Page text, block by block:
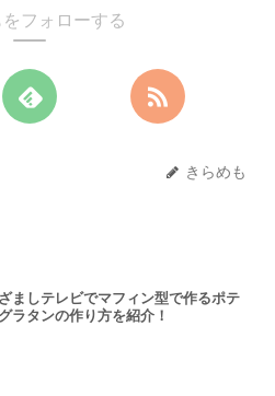
をフォローする
きらめも
ましテレビでマフィン型で作るポテ
ラタンの作り方を紹介！